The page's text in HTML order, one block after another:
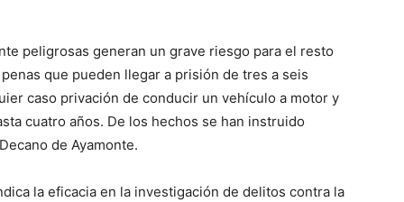
peligrosas generan un grave riesgo para el resto
que pueden llegar a prisión de tres a seis
caso privación de conducir un vehículo a motor y
cuatro años. De los hechos se han instruido
de Ayamonte.
la eficacia en la investigación de delitos contra la